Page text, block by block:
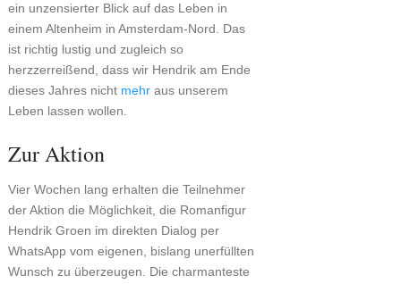
ein unzensierter Blick auf das Leben in
einem Altenheim in Amsterdam-Nord. Das
ist richtig lustig und zugleich so
herzzerreißend, dass wir Hendrik am Ende
dieses Jahres nicht mehraus unserem
Leben lassen wollen.
Zur Aktion
Vier Wochen lang erhalten die Teilnehmer
der Aktion die Möglichkeit, die Romanfigur
Hendrik Groen im direkten Dialog per
WhatsApp vom eigenen, bislang unerfüllten
Wunsch zu überzeugen. Die charmanteste